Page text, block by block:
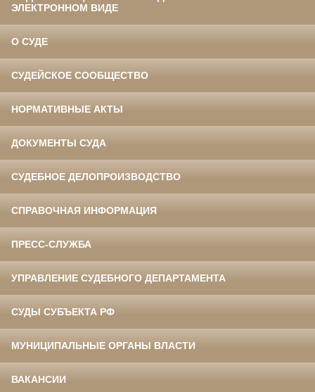
ЭЛЕКТРОННОМ ВИДЕ
О СУДЕ
СУДЕЙСКОЕ СООБЩЕСТВО
НОРМАТИВНЫЕ АКТЫ
ДОКУМЕНТЫ СУДА
СУДЕБНОЕ ДЕЛОПРОИЗВОДСТВО
СПРАВОЧНАЯ ИНФОРМАЦИЯ
ПРЕСС-СЛУЖБА
УПРАВЛЕНИЕ СУДЕБНОГО ДЕПАРТАМЕНТА
СУДЫ СУБЪЕКТА РФ
МУНИЦИПАЛЬНЫЕ ОРГАНЫ ВЛАСТИ
ВАКАНСИИ